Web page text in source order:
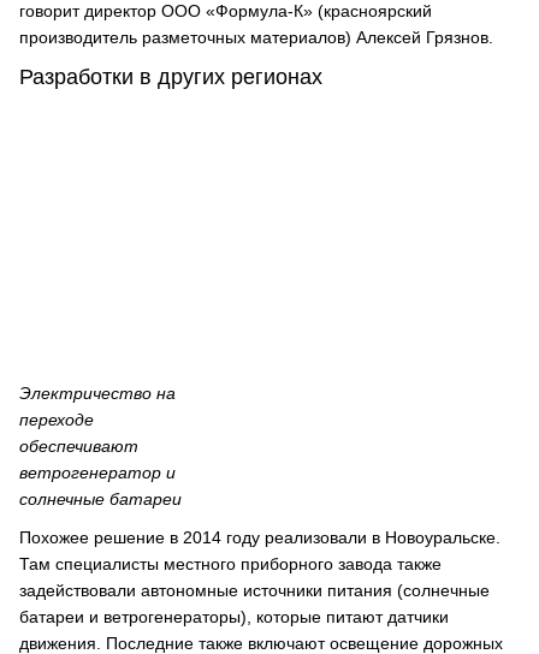
говорит директор ООО «Формула-К» (красноярский
производитель разметочных материалов) Алексей Грязнов.
Разработки в других регионах
Электричество на
переходе
обеспечивают
ветрогенератор и
солнечные батареи
Похожее решение в 2014 году реализовали в Новоуральске.
Там специалисты местного приборного завода также
задействовали автономные источники питания (солнечные
батареи и ветрогенераторы), которые питают датчики
движения. Последние также включают освещение дорожных